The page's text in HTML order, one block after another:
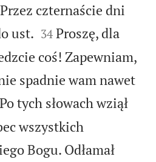
czternaście dni
ust. 

34 Proszę, dla
coś! Zapewniam,
spadnie wam nawet
Po tych słowach wziął
wszystkich
Bogu. Odłamał